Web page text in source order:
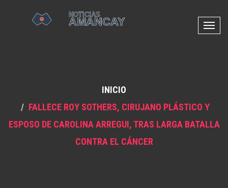
N
ó
INICIO
FALLECE ROY SOTHERS, CIRUJANO PLÁSTICO Y
ESPOSO DE CAROLINA ARREGUI, TRAS LARGA BATALLA
CONTRA EL CÁNCER